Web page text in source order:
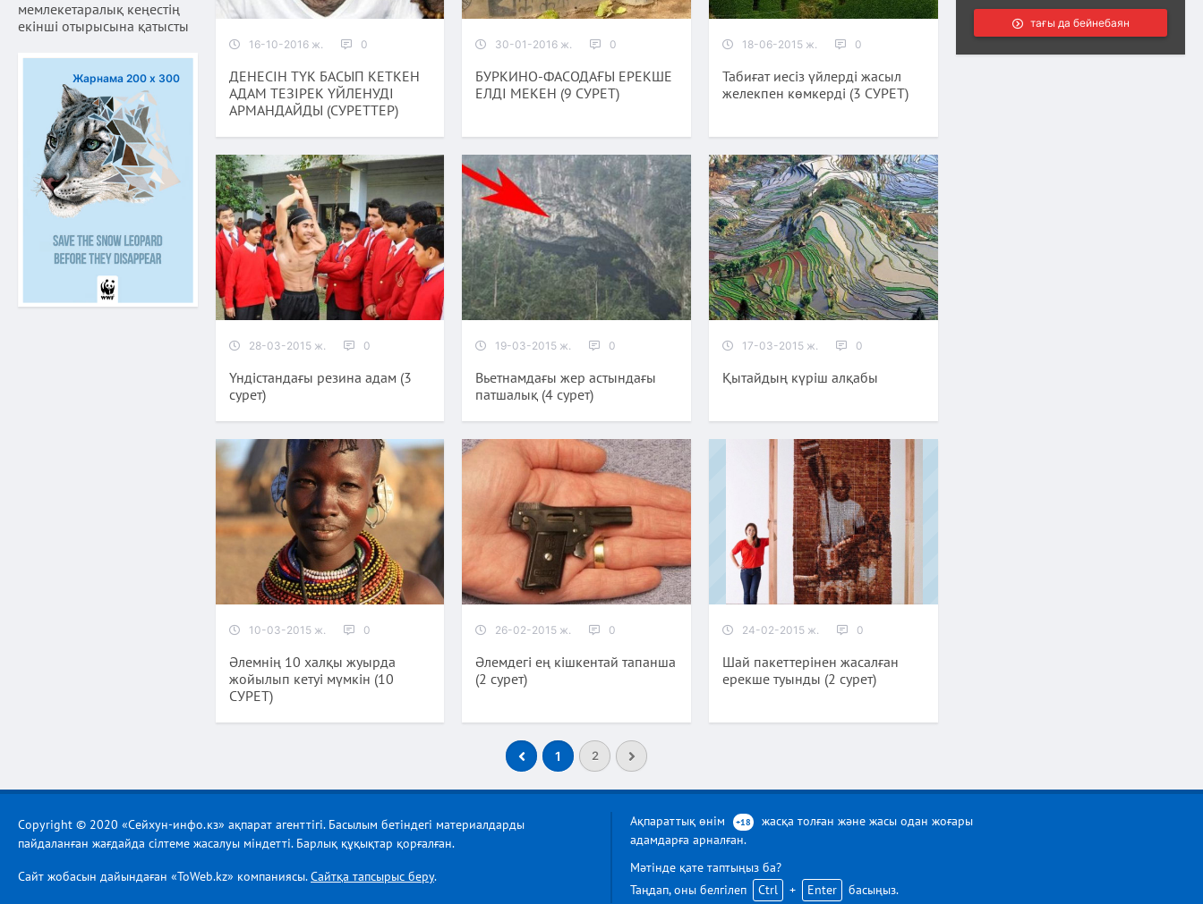
мемлекетаралық кеңестің
екінші отырысына қатысты
Жарнама 200 х 300
16-10-2016 ж. 0
ДЕНЕСІН ТҮК БАСЫП КЕТКЕН
АДАМ ТЕЗІРЕК ҮЙЛЕНУДІ
АРМАНДАЙДЫ (СУРЕТТЕР)
30-01-2016 ж. 0
БУРКИНО-ФАСОДАҒЫ ЕРЕКШЕ
ЕЛДІ МЕКЕН (9 СУРЕТ)
18-06-2015 ж. 0
Табиғат иесіз үйлерді жасыл
желекпен көмкерді (3 СУРЕТ)
28-03-2015 ж. 0
Үндістандағы резина адам (3
сурет)
19-03-2015 ж. 0
Вьетнамдағы жер астындағы
патшалық (4 сурет)
17-03-2015 ж. 0
Қытайдың күріш алқабы
10-03-2015 ж. 0
Әлемнің 10 халқы жуырда
жойылып кетуі мүмкін (10
СУРЕТ)
26-02-2015 ж. 0
Әлемдегі ең кішкентай тапанша
(2 сурет)
24-02-2015 ж. 0
Шай пакеттерінен жасалған
ерекше туынды (2 сурет)
1 2
тағы да бейнебаян
Copyright © 2020 «Сейхун-инфо.кз» ақпарат агенттігі. Басылым бетіндегі материалдарды
пайдаланған жағдайда сілтеме жасалуы міндетті. Барлық құқықтар қорғалған.
Сайт жобасын дайындаған «ToWeb.kz» компаниясы.Сайтқа тапсырыс беру.
Ақпараттық өнім +18
жасқа толған және жасы одан жоғары
адамдарға арналған.
Мәтінде қате таптыңыз ба?
Таңдап, оны белгілеп
Ctrl + Enter басыңыз.